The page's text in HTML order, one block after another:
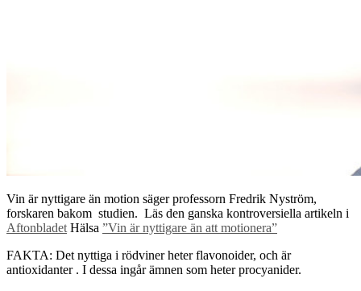
Vin är nyttigare än motion säger professorn Fredrik Nyström,
forskaren bakom studien. Läs den ganska kontroversiella artikeln i
Aftonbladet Hälsa ”Vin är nyttigare än att motionera”
FAKTA: Det nyttiga i rödviner heter flavonoider, och är
antioxidanter . I dessa ingår ämnen som heter procyanider.